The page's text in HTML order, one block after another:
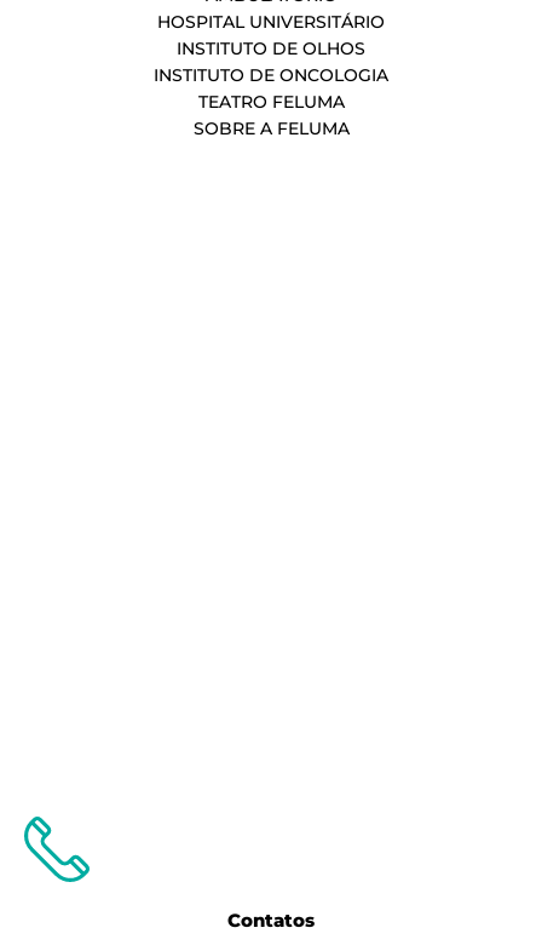
HOSPITAL UNIVERSITÁRIO
INSTITUTO DE OLHOS
INSTITUTO DE ONCOLOGIA
TEATRO FELUMA
SOBRE A FELUMA
Contatos